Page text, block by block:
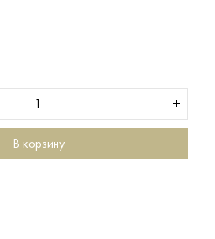
В корзину